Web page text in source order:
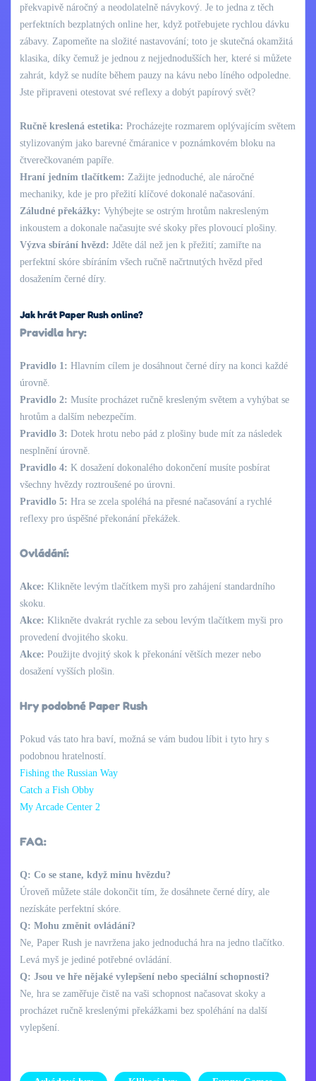
překvapivě náročný a neodolatelně návykový. Je to jedna z těch
perfektních bezplatných online her, když potřebujete rychlou dávku
zábavy. Zapomeňte na složité nastavování; toto je skutečná okamžitá
klasika, díky čemuž je jednou z nejjednodušších her, které si můžete
zahrát, když se nudíte během pauzy na kávu nebo líného odpoledne.
Jste připraveni otestovat své reflexy a dobýt papírový svět?
Ručně kreslená estetika: Procházejte rozmarem oplývajícím světem
stylizovaným jako barevné čmáranice v poznámkovém bloku na
čtverečkovaném papíře.
Hraní jedním tlačítkem: Zažijte jednoduché, ale náročné
mechaniky, kde je pro přežití klíčové dokonalé načasování.
Záludné překážky: Vyhýbejte se ostrým hrotům nakresleným
inkoustem a dokonale načasujte své skoky přes plovoucí plošiny.
Výzva sbírání hvězd: Jděte dál než jen k přežití; zamiřte na
perfektní skóre sbíráním všech ručně načrtnutých hvězd před
dosažením černé díry.
Jak hrát Paper Rush online?
Pravidla hry:
Pravidlo 1: Hlavním cílem je dosáhnout černé díry na konci každé
úrovně.
Pravidlo 2: Musíte procházet ručně kresleným světem a vyhýbat se
hrotům a dalším nebezpečím.
Pravidlo 3: Dotek hrotu nebo pád z plošiny bude mít za následek
nesplnění úrovně.
Pravidlo 4: K dosažení dokonalého dokončení musíte posbírat
všechny hvězdy roztroušené po úrovni.
Pravidlo 5: Hra se zcela spoléhá na přesné načasování a rychlé
reflexy pro úspěšné překonání překážek.
Ovládání:
Akce: Klikněte levým tlačítkem myši pro zahájení standardního
skoku.
Akce: Klikněte dvakrát rychle za sebou levým tlačítkem myši pro
provedení dvojitého skoku.
Akce: Použijte dvojitý skok k překonání větších mezer nebo
dosažení vyšších plošin.
Hry podobné Paper Rush
Pokud vás tato hra baví, možná se vám budou líbit i tyto hry s
podobnou hratelností.
Fishing the Russian Way
Catch a Fish Obby
My Arcade Center 2
FAQ:
Q: Co se stane, když minu hvězdu?
Úroveň můžete stále dokončit tím, že dosáhnete černé díry, ale
nezískáte perfektní skóre.
Q: Mohu změnit ovládání?
Ne, Paper Rush je navržena jako jednoduchá hra na jedno tlačítko.
Levá myš je jediné potřebné ovládání.
Q: Jsou ve hře nějaké vylepšení nebo speciální schopnosti?
Ne, hra se zaměřuje čistě na vaši schopnost načasovat skoky a
procházet ručně kreslenými překážkami bez spoléhání na další
vylepšení.